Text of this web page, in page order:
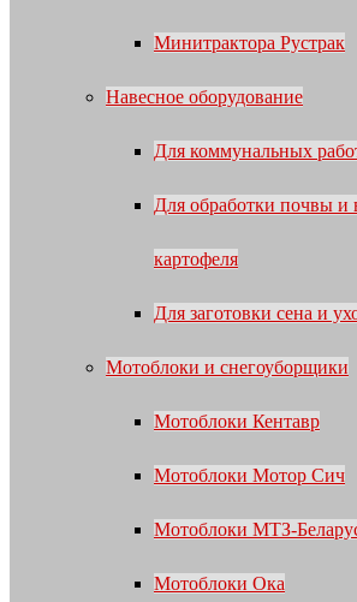
Минитрактора Рустрак
Навесное оборудование
Для коммунальных
Для обработки почвы
картофеля
Для заготовки сена и
Мотоблоки и снегоуборщики
Мотоблоки Кентавр
Мотоблоки Мотор Сич
Мотоблоки МТЗ-
Мотоблоки Ока